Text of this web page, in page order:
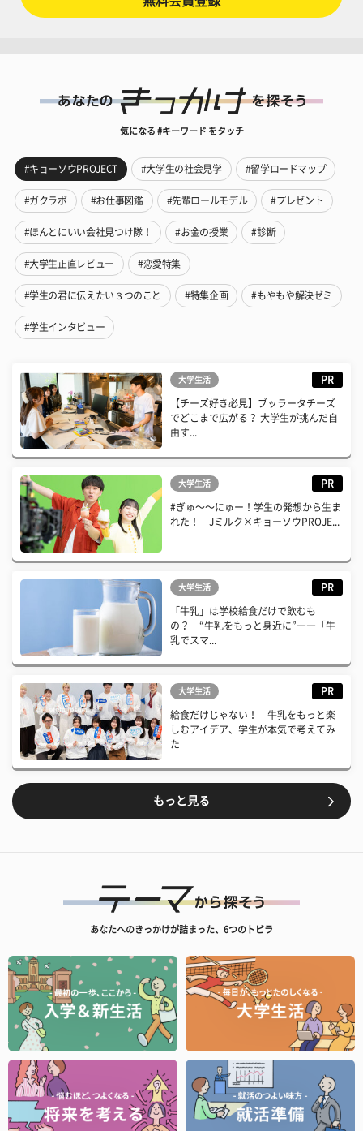
気になる #キーワード をタッチ
#キョーソウPROJECT #大学生の社会見学 #留学ロードマップ
#ガクラボ #お仕事図鑑 #先輩ロールモデル #プレゼント
#ほんとにいい会社見つけ隊！ #お金の授業 #診断
#大学生正直レビュー #恋愛特集
#学生の君に伝えたい３つのこと #特集企画 #もやもや解決ゼミ
#学生インタビュー
大学生活 PR
【チーズ好き必見】ブッラータチーズ
でどこまで広がる？ 大学生が挑んだ自
由す...
大学生活 PR
#ぎゅ〜〜にゅー！学生の発想から生ま
れた！ Jミルク×キョーソウPROJE...
大学生活 PR
「牛乳」は学校給食だけで飲むも
の？ “牛乳をもっと身近に”――「牛
乳でスマ...
大学生活 PR
給食だけじゃない！ 牛乳をもっと楽
しむアイデア、学生が本気で考えてみ
た
もっと見る
あなたへのきっかけが詰まった、6つのトビラ